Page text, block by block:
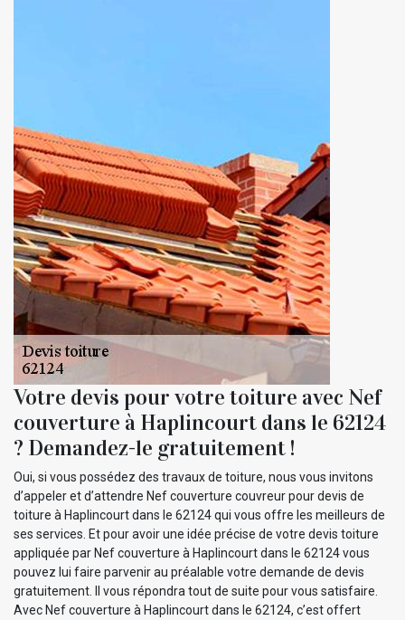
Votre devis pour votre toiture avec Nef
couverture à Haplincourt dans le 62124
? Demandez-le gratuitement !
Oui, si vous possédez des travaux de toiture, nous vous invitons
d’appeler et d’attendre Nef couverture couvreur pour devis de
toiture à Haplincourt dans le 62124 qui vous offre les meilleurs de
ses services. Et pour avoir une idée précise de votre devis toiture
appliquée par Nef couverture à Haplincourt dans le 62124 vous
pouvez lui faire parvenir au préalable votre demande de devis
gratuitement. Il vous répondra tout de suite pour vous satisfaire.
Avec Nef couverture à Haplincourt dans le 62124, c’est offert